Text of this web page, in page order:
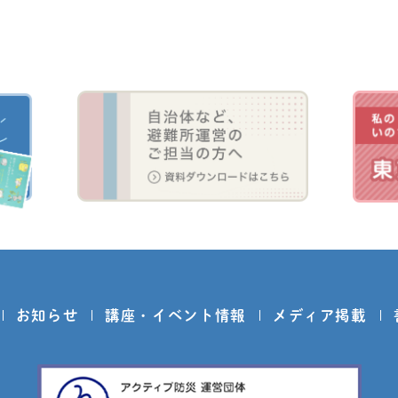
お知らせ 講座・イベント情報 メディア掲載